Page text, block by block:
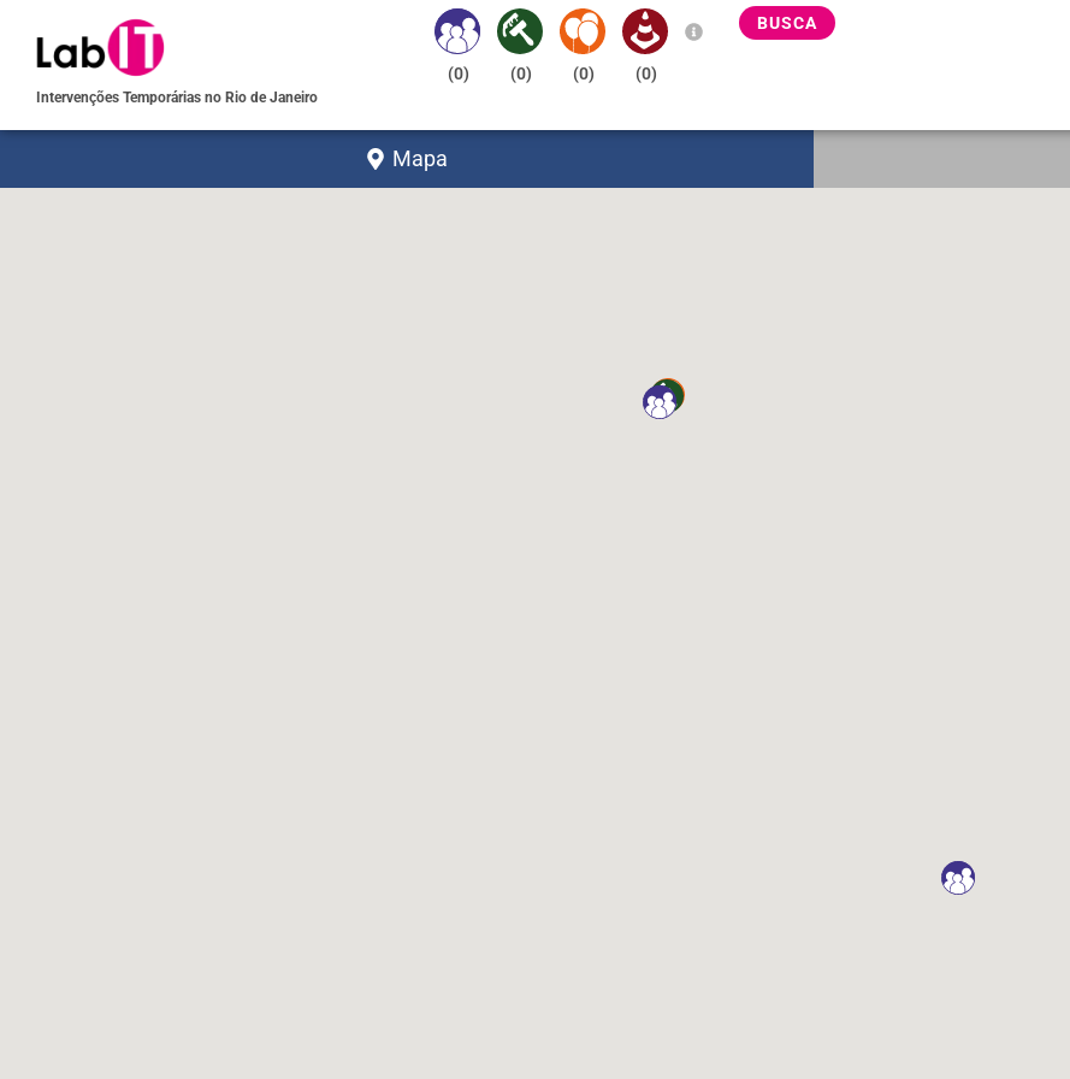
Intervenções Temporárias no Rio de Janeiro
(0) (0) (0) (0)
BUSCA
Mapa